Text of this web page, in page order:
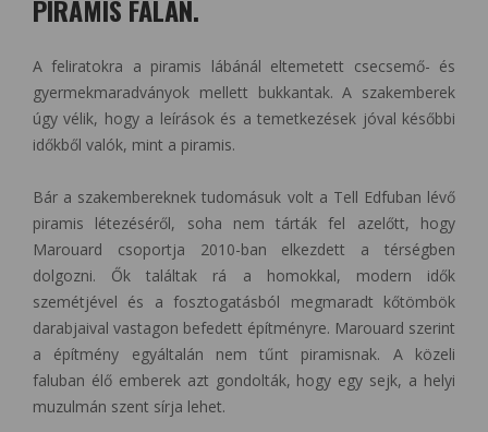
PIRAMIS FALÁN.
A feliratokra a piramis lábánál eltemetett csecsemő- és
gyermekmaradványok mellett bukkantak. A szakemberek
úgy vélik, hogy a leírások és a temetkezések jóval későbbi
időkből valók, mint a piramis.
Bár a szakembereknek tudomásuk volt a Tell Edfuban lévő
piramis létezéséről, soha nem tárták fel azelőtt, hogy
Marouard csoportja 2010-ban elkezdett a térségben
dolgozni. Ők találtak rá a homokkal, modern idők
szemétjével és a fosztogatásból megmaradt kőtömbök
darabjaival vastagon befedett építményre. Marouard szerint
a építmény egyáltalán nem tűnt piramisnak. A közeli
faluban élő emberek azt gondolták, hogy egy sejk, a helyi
muzulmán szent sírja lehet.